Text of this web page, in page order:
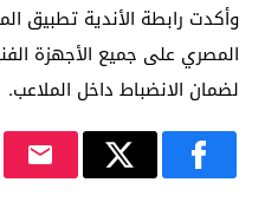
المصري على جميع الأجهزة
لضمان الانضباط داخل الملاعب.